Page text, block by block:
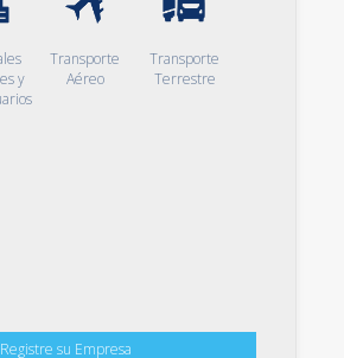
y
Transporte
Aéreo
Transporte
Terrestre
Registre su Empresa